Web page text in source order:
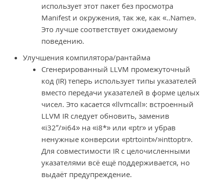
использует этот пакет без просмотра
Manifest и окружения, так же, как «..Name».
Это лучше соответствует ожидаемому
поведению.
Улучшения компилятора/рантайма
Сгенерированный LLVM промежуточный
код (IR) теперь использует типы указателей
вместо передачи указателей в форме целых
чисел. Это касается «llvmcall»: встроенный
LLVM IR следует обновить, заменив
«i32″/»i64» на «i8*» или «ptr» и убрав
ненужные конверсии «ptrtoint»/»inttoptr».
Для совместимости IR с целочисленными
указателями всё ещё поддерживается, но
выдаёт предупреждение.